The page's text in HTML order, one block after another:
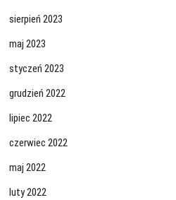
sierpień 2023
maj 2023
styczeń 2023
grudzień 2022
lipiec 2022
czerwiec 2022
maj 2022
luty 2022